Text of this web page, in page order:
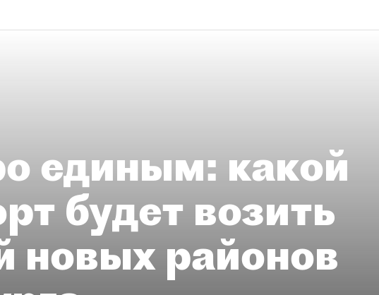
единым: какой
будет возить
новых районов